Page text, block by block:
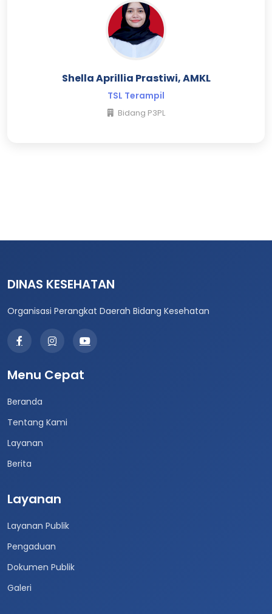
Shella Aprillia Prastiwi, AMKL
TSL Terampil
Bidang P3PL
DINAS KESEHATAN
Organisasi Perangkat Daerah Bidang Kesehatan
Menu Cepat
Beranda
Tentang Kami
Layanan
Berita
Layanan
Layanan Publik
Pengaduan
Dokumen Publik
Galeri